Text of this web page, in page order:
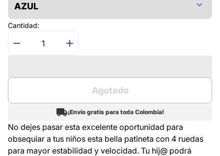
Cantidad:
Agotado
¡Envío gratis para toda Colombia!
No dejes pasar esta excelente oportunidad para
obsequiar a tus niños esta bella patineta con 4 ruedas
para mayor estabilidad y velocidad. Tu hij@ podrá